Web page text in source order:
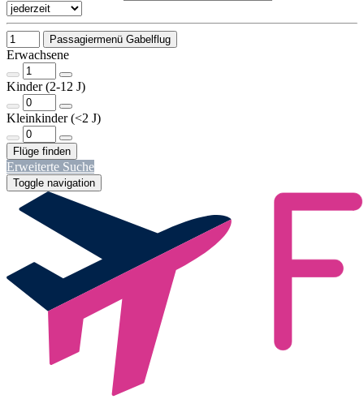
Passagiermenü Gabelflug
Erwachsene
Kinder (2-12 J)
Kleinkinder (<2 J)
Erweiterte Suche
Toggle navigation